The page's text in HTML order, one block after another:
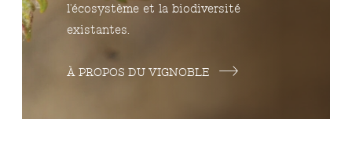
l'écosystème et la biodiversité
existantes.
À PROPOS DU VIGNOBLE